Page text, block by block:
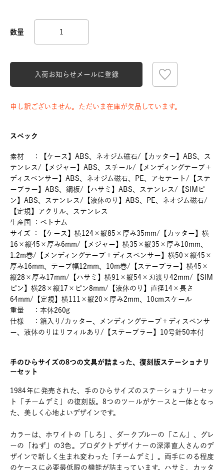
入荷お知らせメールに登録
申し訳ございません。ただいま在庫が欠品しています。
スペック
素材 ：【ケース】ABS、ネオジム磁石/【カッター】ABS、ス
テンレス/【メジャー】ABS、スチール/【メンディングテープ＋
ディスペンサー】ABS、ネオジム磁石、PE、アセテート/【ステ
ープラー】ABS、鋼板/【ハサミ】ABS、ステンレス/【SIMピ
ン】ABS、ステンレス/【液体のり】ABS、PE、ネオジム磁石/
【定規】アクリル、ステンレス
生産国 ：ベトナム
サイズ ：【ケース】横124×縦85×厚み35mm/【カッター】横
16×縦45×厚み6mm/【メジャー】横35×縦35×厚み10mm、
1.2m巻/【メンディングテープ＋ディスペンサー】横50×縦45×
厚み16mm、テープ幅12mm、10m巻/【ステープラー】横45×
縦28×厚み17mm/【ハサミ】横91×縦54×刃渡り42mm/【SIM
ピン】横28×縦17×ピン8mm/【液体のり】直径14×長さ
64mm/【定規】横111×縦20×厚み2mm、10cmスケール
重量 ：本体260g
仕様 ：箱入り/カッター、メンディングテープ＋ディスペンサ
ー、液体のりはリフィルあり/【ステープラー】10号針50本付
手のひらサイズの8つの文具が詰まった、復刻版ステーショナリ
ーセット
1984年に発売された、手のひらサイズのステーショナリーセッ
ト「チームデミ」の復刻版。8つのツールがケースと一体となっ
た、美しく心地よいデザインです。
カラーは、ホワイトの「しろ」、ダークブルーの「こん」、グレ
ーの「ねず」の3色。プロダクトデザイナーの深澤直人さんのデ
ザインで新しく生まれ変わった「チームデミ」。両手にのる程度
のケースに必要最低限の機能が詰まっています。ハサミ、カッタ